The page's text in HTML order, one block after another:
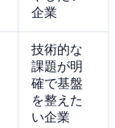
企業
技術的な
課題が明
確で基盤
を整えた
い企業